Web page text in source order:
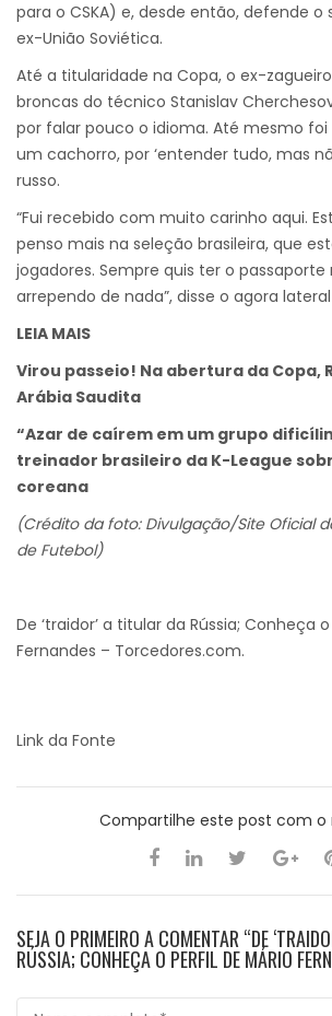
para o CSKA) e, desde então, defende o
ex-União Soviética.
Até a titularidade na Copa, o ex-
broncas do técnico Stanislav
por falar pouco o idioma. Até mesmo
um cachorro, por ‘entender tudo, mas
russo.
“Fui recebido com muito carinho aqui.
penso mais na seleção brasileira, que
jogadores. Sempre quis ter o passaporte
arrependo de nada”, disse o agora
LEIA MAIS
Virou passeio! Na abertura da Copa,
Arábia Saudita
“Azar de caírem em um grupo
treinador brasileiro da K-League
coreana
(Crédito da foto: Divulgação/Site Oficial
de Futebol)
De ‘traidor’ a titular da Rússia; Conheça
Fernandes – Torcedores.com.
Link da Fonte
Compartilhe este post com o
SEJA O PRIMEIRO A COMENTAR “DE
RÚSSIA; CONHEÇA O PERFIL DE MÁRIO